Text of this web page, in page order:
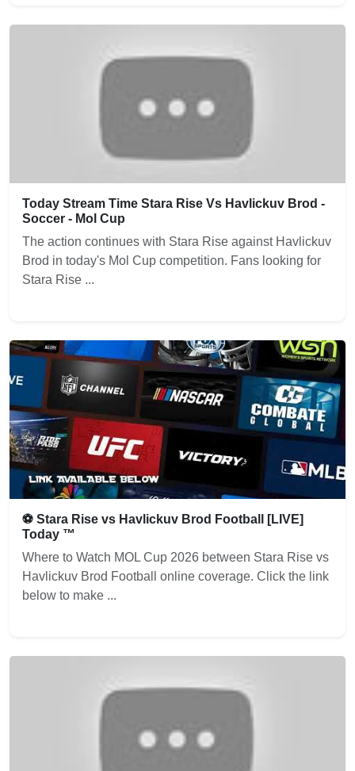
Today Stream Time Stara Rise Vs Havlickuv Brod -
Soccer - Mol Cup
The action continues with Stara Rise against Havlickuv
Brod in today's Mol Cup competition. Fans looking for
Stara Rise ...
⚽ Stara Rise vs Havlickuv Brod Football [LIVE]
Today ™
Where to Watch MOL Cup 2026 between Stara Rise vs
Havlickuv Brod Football online coverage. Click the link
below to make ...